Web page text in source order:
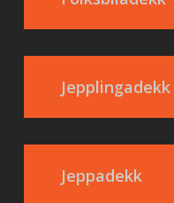
Jepplingadekk
Jeppadekk